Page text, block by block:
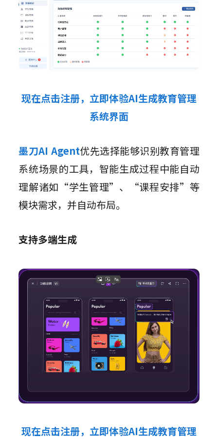
现在点击注册，立即体验AI生成教育管理
系统界面
墨刀AI Agent优先选择能够识别教育管理
系统场景的工具，智能生成过程中能自动
理解诸如“学生管理”、“课程安排”等
模块需求，并自动布局。
支持多端生成
现在点击注册，立即体验AI生成教育管理